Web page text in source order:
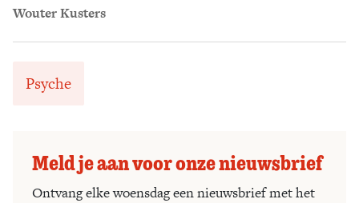
Wouter Kusters
Psyche
Meld je aan voor onze nieuwsbrief
Ontvang elke woensdag een nieuwsbrief met het